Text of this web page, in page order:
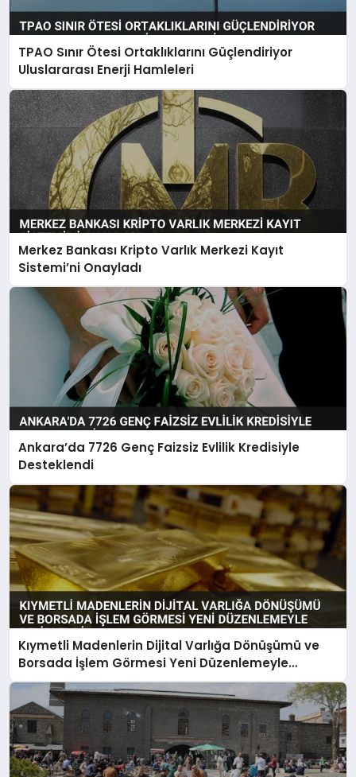
TPAO Sınır Ötesi Ortaklıklarını Güçlendiriyor
Uluslararası Enerji Hamleleri
Merkez Bankası Kripto Varlık Merkezi Kayıt
Sistemi’ni Onayladı
Ankara’da 7726 Genç Faizsiz Evlilik Kredisiyle
Desteklendi
Kıymetli Madenlerin Dijital Varlığa Dönüşümü ve
Borsada İşlem Görmesi Yeni Düzenlemeyle
Belirlendi